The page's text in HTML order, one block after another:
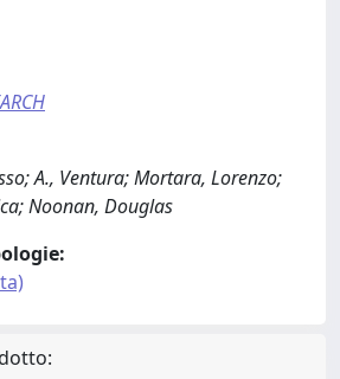
A., Ventura; Mortara, Lorenzo;
Noonan, Douglas